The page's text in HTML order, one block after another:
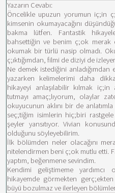
Yazarın Cevabı:
Öncelikle upuzun yorumun iç;in
kimsenin okumayacağını
bakma lütfen. Fantastik
bahsettiğin ve benim ç;ok merak
okumak bir türlü nasip olmadı.
ç;ıktığımdan, filmi de diziyi de
Ne demek istediğini
yazarken kelimelerimi daha
hikayeyi anlaşılabilir kılmak iç;in
tutmayı amaç;lıyorum, olaylar
okuyucunun aklını bir de
seç;tiğim isimlerin hiç;biri
şeyler yansıtıyor. Vivian
olduğunu söyleyebilirim.
İlk bölümden neler olacağını
nitelendirmen beni ç;ok mutlu etti.
yaptım, beğenmene sevindim.
Kendimi geliştimeme
hikayemde görmekten
büyü bozulmaz ve ilerleyen